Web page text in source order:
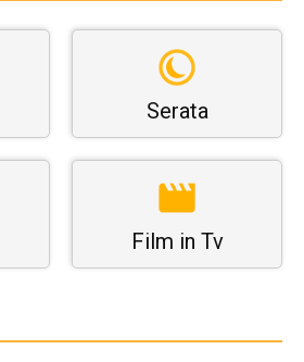
Serata
Film in Tv